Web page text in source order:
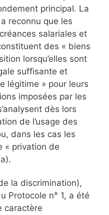
principal. La
reconnu que les
salariales et
des « biens
lorsqu’elles sont
suffisante et
légitime » pour leurs
imposées par les
dès lors
de l’usage des
dans les cas les
« privation de
la discrimination),
Protocole n° 1, a été
caractère